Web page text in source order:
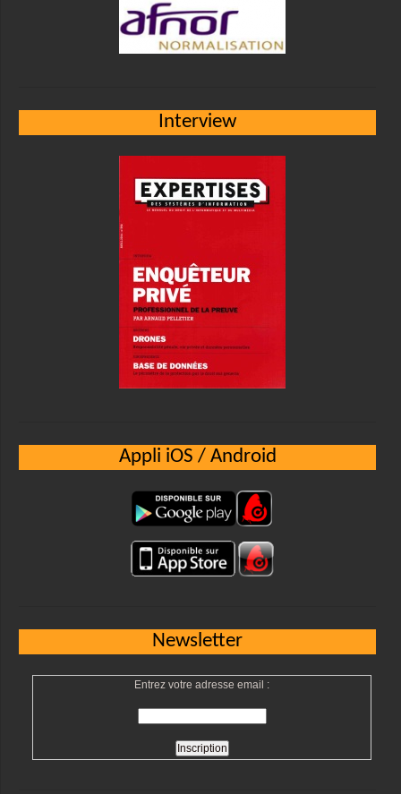
Interview
Appli iOS / Android
Newsletter
Entrez votre adresse email :